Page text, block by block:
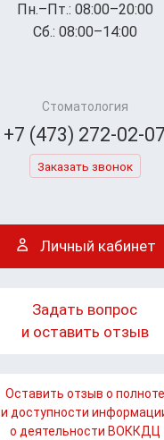
Пн.–Пт.: 08:00–20:00
Сб.: 08:00–14:00
Стоматология
+7 (473) 272-02-07
Заказать звонок
Личный кабинет
Задать вопрос
и оставить отзыв
Оставить отзыв о полноте
и доступности
о деятельности ВОККДЦ